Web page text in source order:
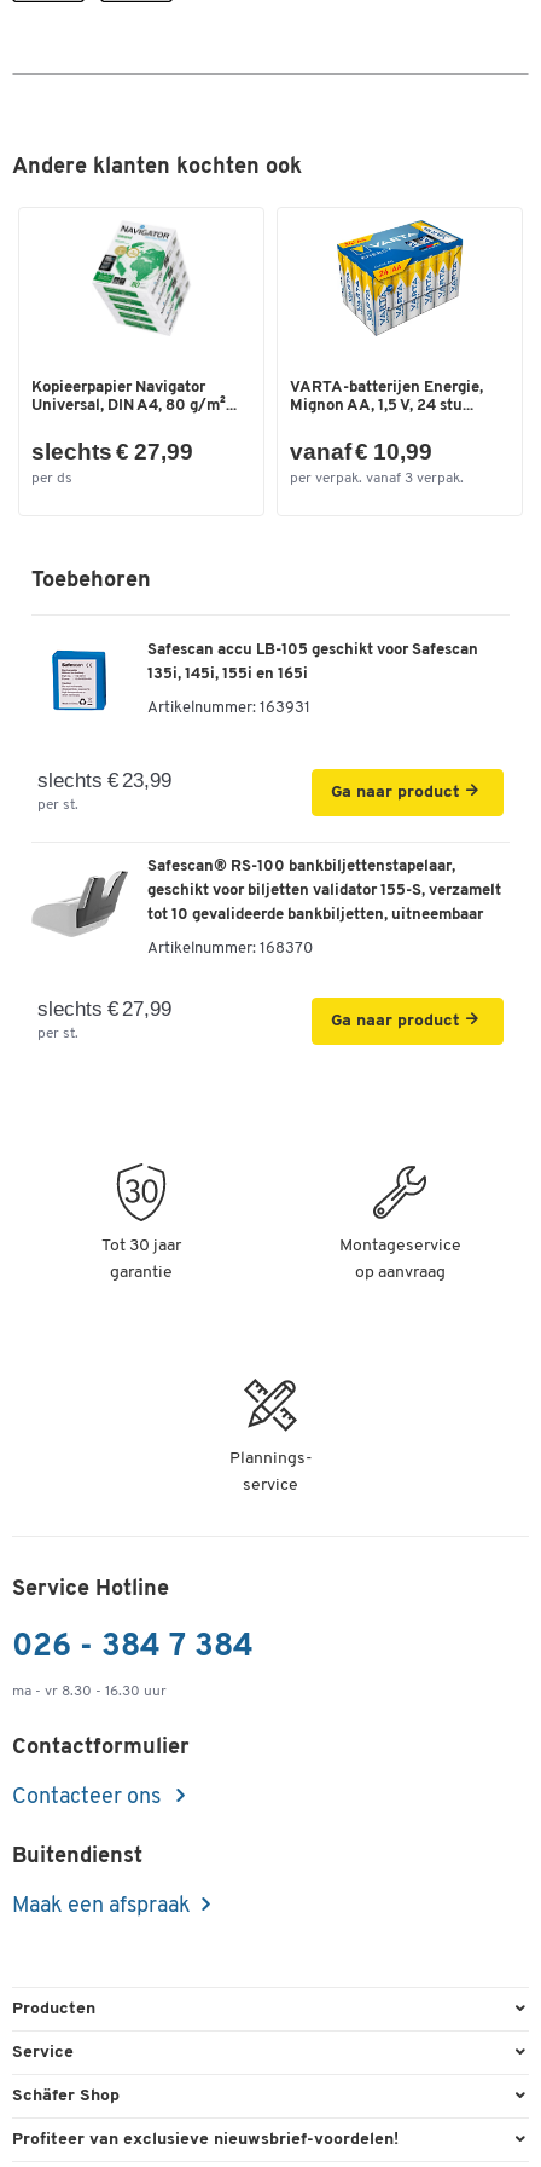
Dikte
volgende vooraf geïnstalleerde valuta's
Brits pond (GBP)
Zweedse kroon (SEK)
Noorse kroon (NOK)
Deense kroon (DKK)
Toont totaal aantal en waarde van gecontroleerde
bankbiljetten
Met praktische optelfunctie voor totaal aantal en waarde van
gecontroleerde bankbiljetten
Netstekker
Eenvoudige bediening dankzij handige knoppen en 3,8-inch
LC-display
Spanning: 110-240 V
Gewicht: 660 g
Garantie: 3 jaar
Afmetingen
Andere klanten kochten ook
Kopieerpapier Navigator
Universal, DIN A4, 80 g/m²...
slechts € 27,99
per ds
VARTA-batterijen Energie,
Mignon AA, 1,5 V, 24 stu...
vanaf € 10,99
per verpak. vanaf 3 verpak.
Toebehoren
Safescan accu LB-105 geschikt voor Safescan
135i, 145i, 155i en 165i
Artikelnummer: 163931
slechts € 23,99
per st.
Ga naar product
Safescan® RS-100 bankbiljettenstapelaar,
geschikt voor biljetten validator 155-S, verzamelt
tot 10 gevalideerde bankbiljetten, uitneembaar
Artikelnummer: 168370
slechts € 27,99
per st.
Ga naar product
Tot 30 jaar
garantie
Montageservice
op aanvraag
Plannings-
service
Service Hotline
026 - 384 7 384
ma - vr 8.30 - 16.30 uur
Contactformulier
Contacteer ons
Buitendienst
Maak een afspraak
Producten
Kantoorbenodigdheden
Service
Bestelling herroepen
Schäfer Shop
Algemene voorwaarden
Profiteer van exclusieve nieuwsbrief-voordelen!